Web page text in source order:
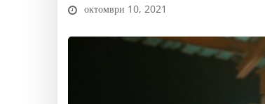
октомври 10, 2021